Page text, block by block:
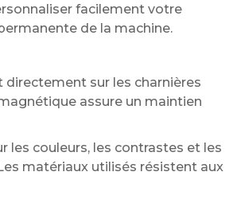
facilement votre
de la machine.
sur les charnières
assure un maintien
couleurs, les contrastes et les
matériaux utilisés résistent aux